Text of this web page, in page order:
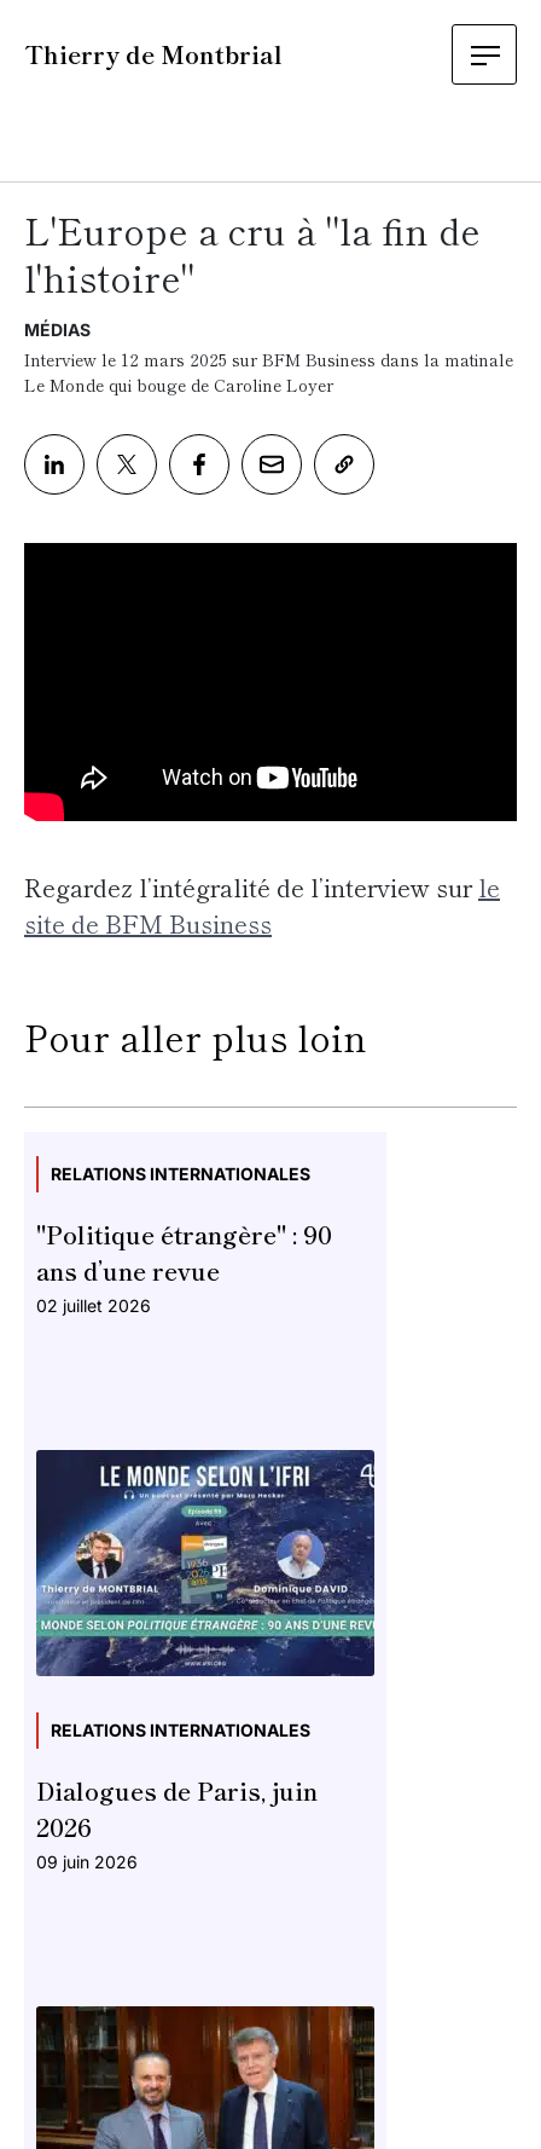
Thierry de Montbrial
L'Europe a cru à "la fin de
l'histoire"
MÉDIAS
Interview le 12 mars 2025 sur BFM Business dans la matinale
Le Monde qui bouge de Caroline Loyer
Regardez l’intégralité de l’interview surle
site de BFM Business
Pour aller plus loin
RELATIONS INTERNATIONALES
"Politique étrangère" : 90
ans d’une revue
02 juillet 2026
RELATIONS INTERNATIONALES
Dialogues de Paris, juin
2026
09 juin 2026